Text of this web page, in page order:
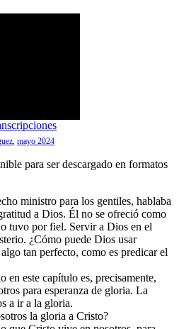
mayo 2024
para ser descargado en formatos
ministro para los gentiles, hablaba
a Dios. Él no se ofreció como
tuvo por fiel. Servir a Dios en el
¿Cómo puede Dios usar
tan perfecto, como es predicar el
en este capítulo es, precisamente,
para esperanza de gloria. La
a ir a la gloria.
la gloria a Cristo?